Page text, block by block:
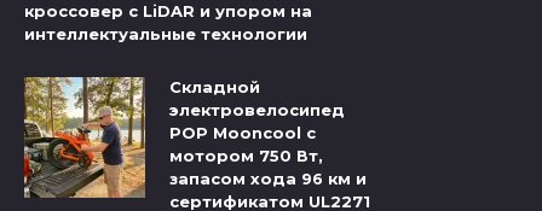
кроссовер с LiDAR и упором на
интеллектуальные технологии
Складной
электровелосипед
POP Mooncool с
мотором 750 Вт,
запасом хода 96 км и
сертификатом UL2271